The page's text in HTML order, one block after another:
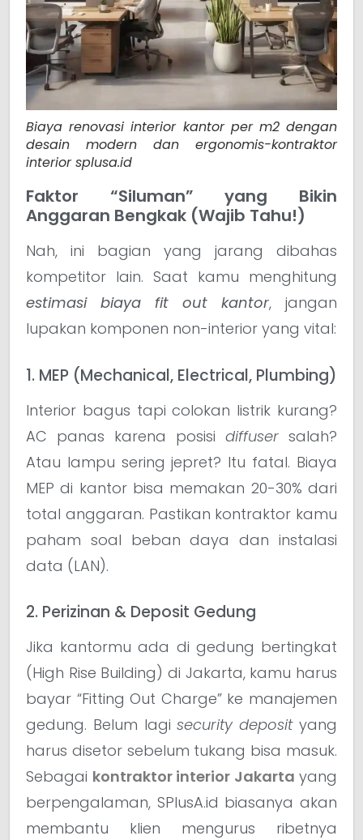
Biaya renovasi interior kantor per m2 dengan
desain modern dan ergonomis-kontraktor
interior splusa.id
Faktor “Siluman” yang Bikin
Anggaran Bengkak (Wajib Tahu!)
Nah, ini bagian yang jarang dibahas
kompetitor lain. Saat kamu menghitung
estimasi biaya fit out kantor, jangan
lupakan komponen non-interior yang vital:
1. MEP (Mechanical, Electrical, Plumbing)
Interior bagus tapi colokan listrik kurang?
AC panas karena posisi diffuser salah?
Atau lampu sering jepret? Itu fatal. Biaya
MEP di kantor bisa memakan 20-30% dari
total anggaran. Pastikan kontraktor kamu
paham soal beban daya dan instalasi
data (LAN).
2. Perizinan & Deposit Gedung
Jika kantormu ada di gedung bertingkat
(High Rise Building) di Jakarta, kamu harus
bayar “Fitting Out Charge” ke manajemen
gedung. Belum lagisecurity deposityang
harus disetor sebelum tukang bisa masuk.
Sebagai kontraktor interior Jakarta yang
berpengalaman, SPlusA.id biasanya akan
membantu klien mengurus ribetnya